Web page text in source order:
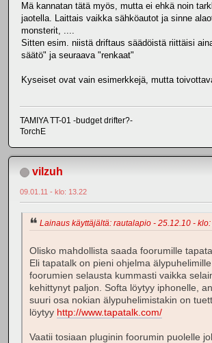
Mä kannatan tätä myös, mutta ei ehkä noin
jaotella. Laittais vaikka sähköautot ja sinne
monsterit, ....
Sitten esim. niistä driftaus säädöistä riittäisi
säätö" ja seuraava "renkaat"
Kyseiset ovat vain esimerkkejä, mutta
TAMIYA TT-01 -budget drifter?-
TorchE
vilzuh
09.01.11 - klo: 13.22
Lainaus käyttäjältä: rautalapio - 25.12.10 -
Olisko mahdollista saada foorumille
Eli tapatalk on pieni ohjelma
foorumien selausta kummasti vaikka
kehittynyt paljon. Softa löytyy iphonelle,
suuri osa nokian älypuhelimistakin on
löytyy http://www.tapatalk.com/
Vaatii tosiaan pluginin foorumin puolelle